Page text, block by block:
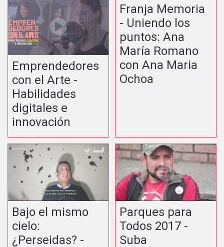
Emprendedores
con el Arte -
Habilidades
digitales e
innovación
Franja Memoria
- Uniendo los
puntos: Ana
María Romano
con Ana Maria
Ochoa
Bajo el mismo
cielo:
¿Perseidas? -
Parques para
Todos 2017 -
Suba